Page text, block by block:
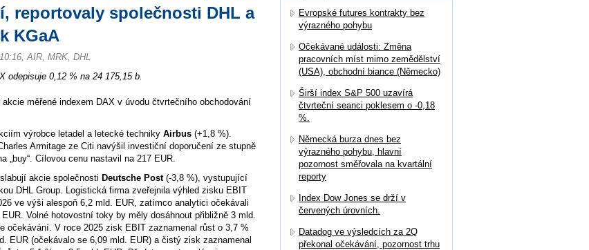
reportovaly společnosti DHL a
KGaA
AIR, MRK, DHL
odepisuje 0,12 % na 24 175,15 b.
akcie měřené indexem DAX v úvodu čtvrtečního obchodování
výrobce letadel a letecké techniky Airbus (+1,8 %).
Armitage ze Citi navýšil investiční doporučení ze stupně
na „buy“. Cílovou cenu nastavil na 217 EUR.
akcie společnosti Deutsche Post(-3,8 %), vystupující
DHL Group. Logistická firma zveřejnila výhled zisku EBIT
ve výši alespoň 6,2 mld. EUR, zatímco analytici očekávali
Volné hotovostní toky by měly dosáhnout přibližně 3 mld.
očekávání. V roce 2025 zisk EBIT zaznamenal růst o 3,7 %
EUR (očekávalo se 6,09 mld. EUR) a čistý zisk zaznamenal
Evropské futures kontrakty bez
výrazného pohybu
Očekávané události: Změna
pracovních míst mimo zemědělství
(USA), obchodní biance (Německo)
Širší index S&P 500 uzavírá
čtvrteční seanci poklesem o -0,18
%.
Německá burza dnes bez
výrazného pohybu, hlavní
pozornost směřovala na kvartální
reporty
Index Dow Jones se drží v
červených úrovních.
Datadog ve výsledcích za 2Q
překonal očekávání, pozornost trhu